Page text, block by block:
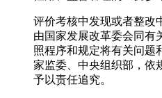
评价考核中发现或者整改
由国家发展改革委会同有
照程序和规定将有关问题
家监委、中央组织部，依
予以责任追究。